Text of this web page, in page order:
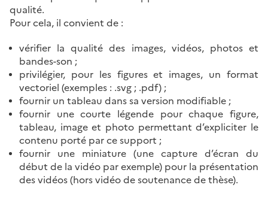
qualité.
Pour cela, il convient de :
vérifier la qualité des images, vidéos, photos et
bandes-son ;
privilégier, pour les figures et images, un format
vectoriel (exemples : .svg ; .pdf) ;
fournir un tableau dans sa version modifiable ;
fournir une courte légende pour chaque figure,
tableau, image et photo permettant d’expliciter le
contenu porté par ce support ;
fournir une miniature (une capture d’écran du
début de la vidéo par exemple) pour la présentation
des vidéos (hors vidéo de soutenance de thèse).